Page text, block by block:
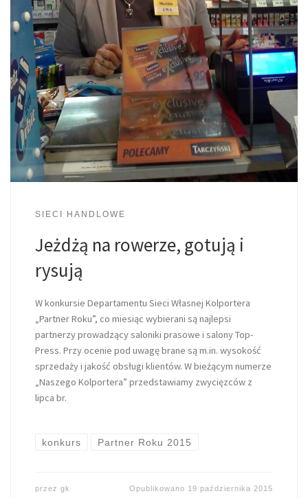
SIECI HANDLOWE
Jeżdżą na rowerze, gotują i
rysują
W konkursie Departamentu Sieci Własnej Kolportera
„Partner Roku”, co miesiąc wybierani są najlepsi
partnerzy prowadzący saloniki prasowe i salony Top-
Press. Przy ocenie pod uwagę brane są m.in. wysokość
sprzedaży i jakość obsługi klientów. W bieżącym numerze
„Naszego Kolportera” przedstawiamy zwycięzców z
lipca br.
konkurs Partner Roku 2015
przez gk Opublikowano 19 października 2015